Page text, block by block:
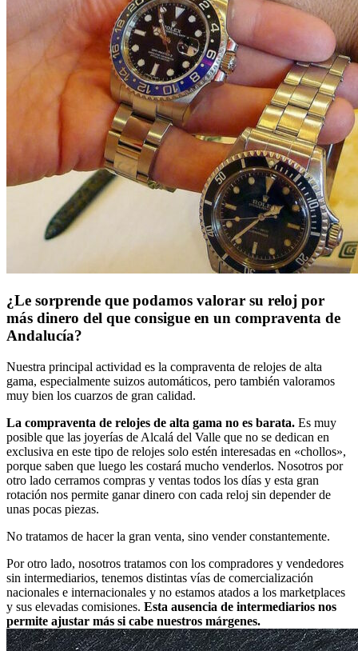
¿Le sorprende que podamos valorar su reloj por
más dinero del que consigue en un compraventa de
Andalucía?
Nuestra principal actividad es la compraventa de relojes de alta
gama, especialmente suizos automáticos, pero también valoramos
muy bien los cuarzos de gran calidad.
La compraventa de relojes de alta gama no es barata. Es muy
posible que las joyerías de Alcalá del Valle que no se dedican en
exclusiva en este tipo de relojes solo estén interesadas en «chollos»,
porque saben que luego les costará mucho venderlos. Nosotros por
otro lado cerramos compras y ventas todos los días y esta gran
rotación nos permite ganar dinero con cada reloj sin depender de
unas pocas piezas.
No tratamos de hacer la gran venta, sino vender constantemente.
Por otro lado, nosotros tratamos con los compradores y vendedores
sin intermediarios, tenemos distintas vías de comercialización
nacionales e internacionales y no estamos atados a los marketplaces
y sus elevadas comisiones. Esta ausencia de intermediarios nos
permite ajustar más si cabe nuestros márgenes.